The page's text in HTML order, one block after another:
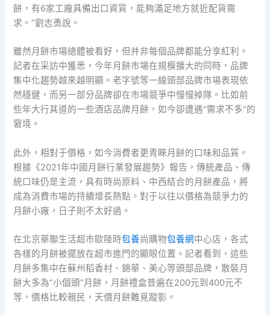
餅，有6家工廠具備出口資質，能夠滿足地方就近配貨需
求。”劉志勇說。
雖然月餅市場總體被看好，但并非每個品牌都能分享紅利。
記者在采訪中獲悉，今年月餅市場在規模擴大的同時，品牌
集中化趨勢越來越明顯。老字號等一線頭部品牌市場表現依
然穩健，而另一部分品牌卻在市場競爭中慢慢掉隊。比如前
些年大行其道的一些酒店品牌月餅，如今卻遭遇“需求不多”的
窘境。
此外，相對于價格，如今消費者更青睞月餅的口味和品質。
根據《2021年中國月餅行業發展趨勢》報告，傳統產品、傳
統口味仍是主流，具有時尚原料、中西結合的月餅產品，將
成為消費市場的持續增長熱點。對于以往以價格為競爭力的
月餅小廠，日子則不太好過。
在北京華聯生活超市歐陸時包養尚購物包養網中心店，各式
各樣的月餅被擺放在超市進門的顯眼位置。記者看到，這些
月餅多集中在蘇州稻香村、錦華、美心等頭部品牌，散裝月
餅大多為“小個頭”月餅，月餅禮盒普遍在200元到400元不
等，價格比較親民，天價月餅難覓蹤影。